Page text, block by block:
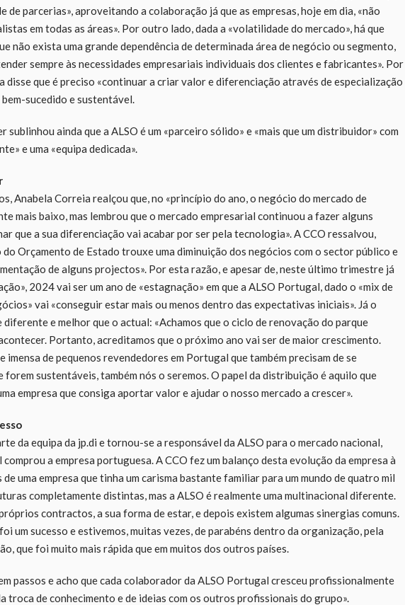
de parcerias», aproveitando a colaboração já que as empresas, hoje em dia, «não
em todas as áreas». Por outro lado, dada a «volatilidade do mercado», há que
não exista uma grande dependência de determinada área de negócio ou segmento,
sempre às necessidades empresariais individuais dos clientes e fabricantes». Por
disse que é preciso «continuar a criar valor e diferenciação através de especialização
sucedido e sustentável.
sublinhou ainda que a ALSO é um «parceiro sólido» e «mais que um distribuidor» com
e uma «equipa dedicada».
Anabela Correia realçou que, no «princípio do ano, o negócio do mercado de
mais baixo, mas lembrou que o mercado empresarial continuou a fazer alguns
que a sua diferenciação vai acabar por ser pela tecnologia». A CCO ressalvou,
Orçamento de Estado trouxe uma diminuição dos negócios com o sector público e
de alguns projectos». Por esta razão, e apesar de, neste último trimestre já
2024 vai ser um ano de «estagnação» em que a ALSO Portugal, dado o «mix de
vai «conseguir estar mais ou menos dentro das expectativas iniciais». Já o
e melhor que o actual: «Achamos que o ciclo de renovação do parque
Portanto, acreditamos que o próximo ano vai ser de maior crescimento.
imensa de pequenos revendedores em Portugal que também precisam de se
forem sustentáveis, também nós o seremos. O papel da distribuição é aquilo que
empresa que consiga aportar valor e ajudar o nosso mercado a crescer».
da equipa da jp.di e tornou-se a responsável da ALSO para o mercado nacional,
a empresa portuguesa. A CCO fez um balanço desta evolução da empresa à
de uma empresa que tinha um carisma bastante familiar para um mundo de quatro mil
completamente distintas, mas a ALSO é realmente uma multinacional diferente.
contractos, a sua forma de estar, e depois existem algumas sinergias comuns.
um sucesso e estivemos, muitas vezes, de parabéns dentro da organização, pela
que foi muito mais rápida que em muitos dos outros países.
passos e acho que cada colaborador da ALSO Portugal cresceu profissionalmente
troca de conhecimento e de ideias com os outros profissionais do grupo».